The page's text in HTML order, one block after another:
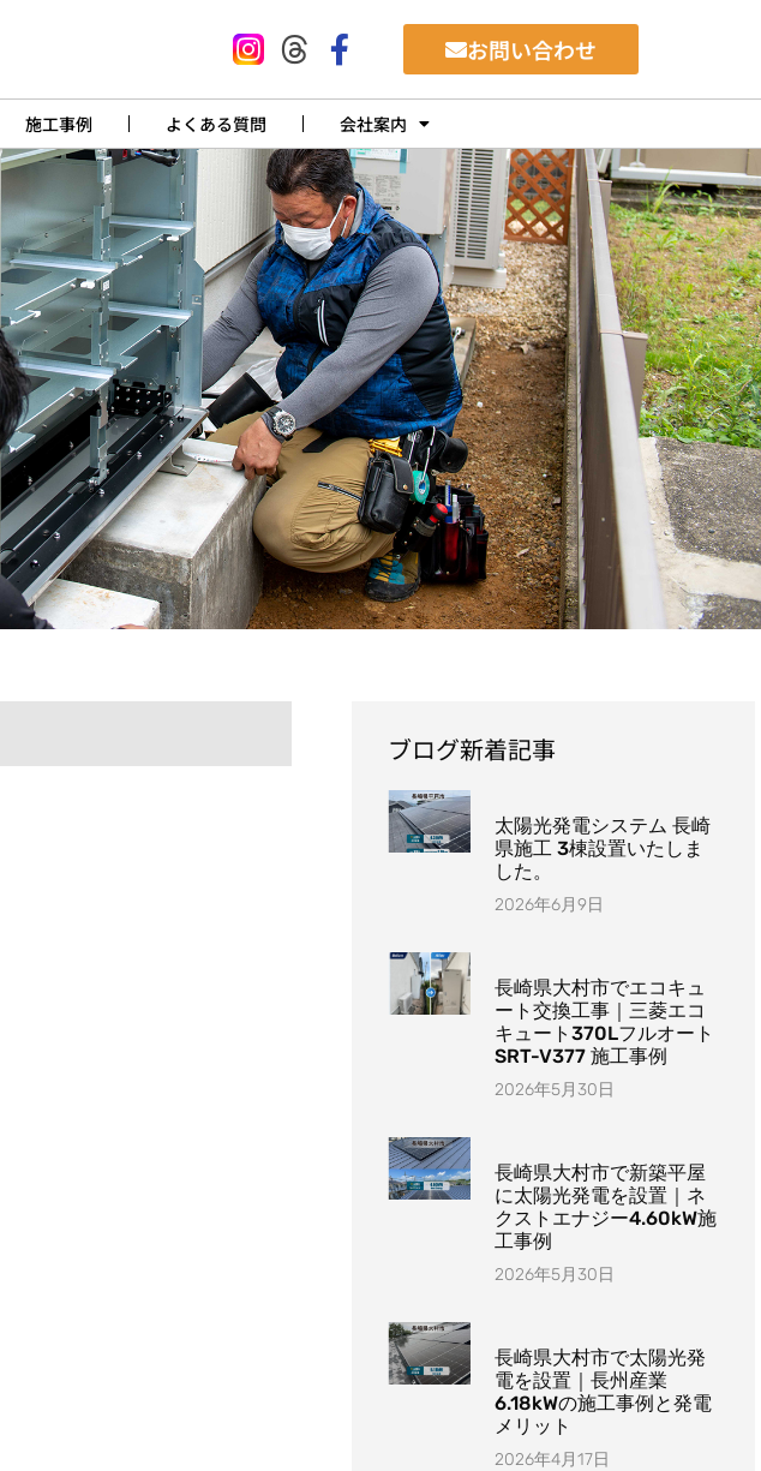
お問い合わせ
施工事例 よくある質問 会社案内
ブログ新着記事
太陽光発電システム 長崎
県施工 3棟設置いたしま
した。
2026年6月9日
長崎県大村市でエコキュ
ート交換工事｜三菱エコ
キュート370Lフルオート
SRT-V377 施工事例
2026年5月30日
長崎県大村市で新築平屋
に太陽光発電を設置｜ネ
クストエナジー4.60kW施
工事例
2026年5月30日
長崎県大村市で太陽光発
電を設置｜長州産業
6.18kWの施工事例と発電
メリット
2026年4月17日